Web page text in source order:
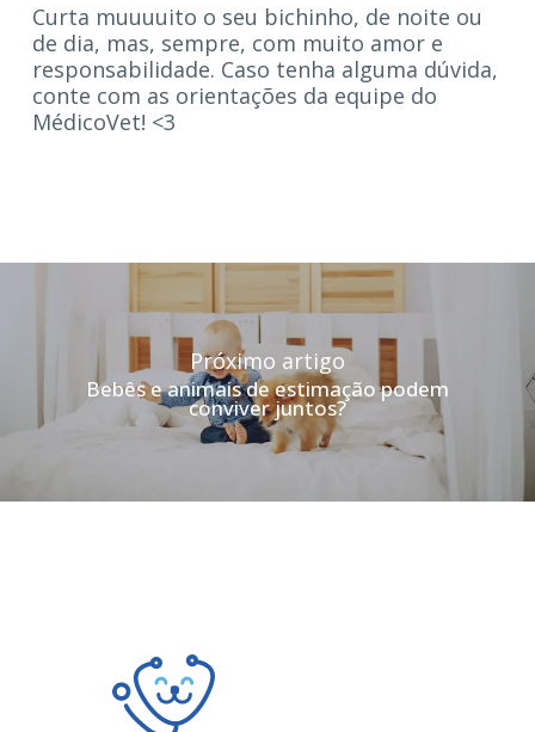
Curta muuuuito o seu bichinho, de noite ou
de dia, mas, sempre, com muito amor e
responsabilidade. Caso tenha alguma dúvida,
conte com as orientações da equipe do
MédicoVet! <3
Próximo artigo
Bebês e animais de estimação podem
conviver juntos?